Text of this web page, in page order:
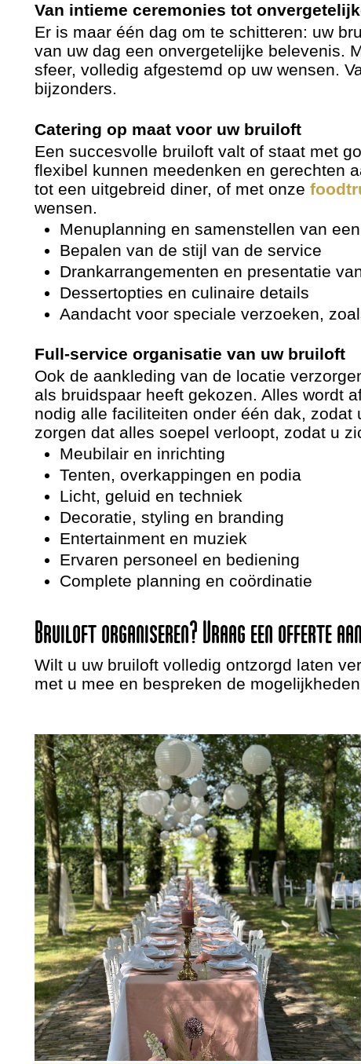
Van intieme ceremonies tot
Er is maar één dag om te schitteren: uw
van uw dag een onvergetelijke belevenis.
sfeer, volledig afgestemd op uw wensen.
bijzonders.
Catering op maat voor uw bruiloft
Een succesvolle bruiloft valt of staat met
flexibel kunnen meedenken en gerechten
tot een uitgebreid diner, of met onze
wensen.
Menuplanning en samenstellen van
Bepalen van de stijl van de service
Drankarrangementen en presentatie
Dessertopties en culinaire details
Aandacht voor speciale verzoeken,
Full-service organisatie van uw bruiloft
Ook de aankleding van de locatie
als bruidspaar heeft gekozen. Alles wordt
nodig alle faciliteiten onder één dak,
zorgen dat alles soepel verloopt, zodat u
Meubilair en inrichting
Tenten, overkappingen en podia
Licht, geluid en techniek
Decoratie, styling en branding
Entertainment en muziek
Ervaren personeel en bediening
Complete planning en coördinatie
Bruiloft organiseren? Vraag een offerte aan
Wilt u uw bruiloft volledig ontzorgd laten
met u mee en bespreken de